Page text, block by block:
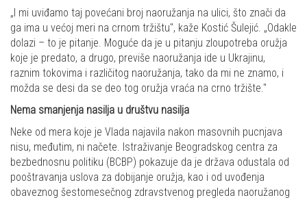
„I mi uviđamo taj povećani broj naoružanja na ulici, što znači da
ga ima u većoj meri na crnom tržištu", kaže Kostić Šulejić. „Odakle
dolazi – to je pitanje. Moguće da je u pitanju zloupotreba oružja
koje je predato, a drugo, previše naoružanja ide u Ukrajinu,
raznim tokovima i različitog naoružanja, tako da mi ne znamo, i
možda se desi da se deo tog oružja vraća na crno tržište."
Nema smanjenja nasilja u društvu nasilja
Neke od mera koje je Vlada najavila nakon masovnih pucnjava
nisu, međutim, ni načete. Istraživanje Beogradskog centra za
bezbednosnu politiku (BCBP) pokazuje da je država odustala od
pooštravanja uslova za dobijanje oružja, kao i od uvođenja
obaveznog šestomesečnog zdravstvenog pregleda naoružanog